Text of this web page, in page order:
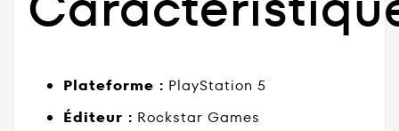
Plateforme : PlayStation 5
Éditeur : Rockstar Games